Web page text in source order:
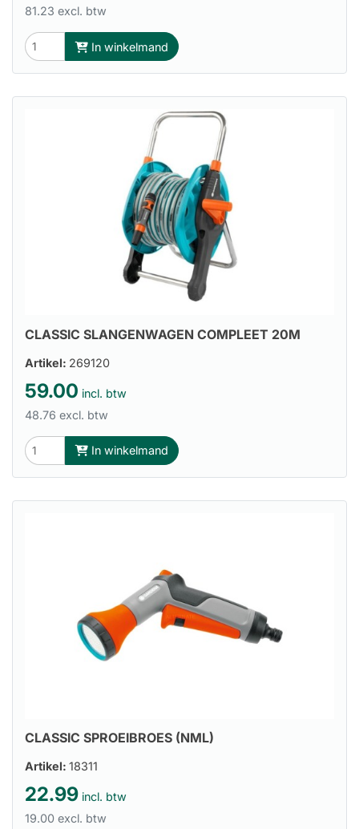
81.23 excl. btw
In winkelmand
CLASSIC SLANGENWAGEN COMPLEET 20M
Artikel: 269120
59.00 incl. btw
48.76 excl. btw
In winkelmand
CLASSIC SPROEIBROES (NML)
Artikel: 18311
22.99 incl. btw
19.00 excl. btw